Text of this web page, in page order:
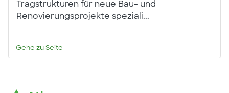
Tragstrukturen für neue Bau- und
Renovierungsprojekte speziali...
Gehe zu Seite